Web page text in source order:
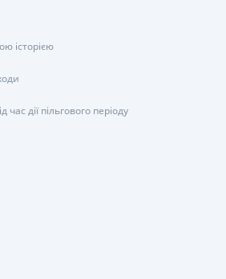
історією
дії пільгового періоду